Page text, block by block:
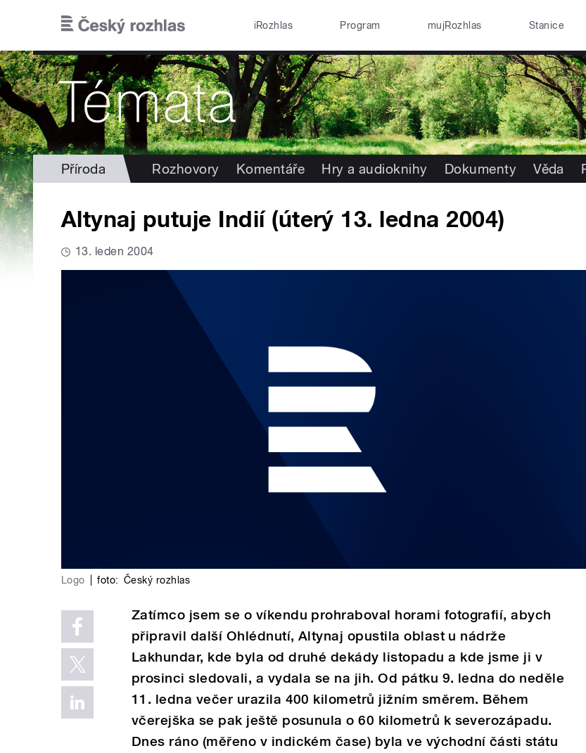
iRozhlas Program mujRozhlas Stanice
Příroda Rozhovory Komentáře Hry a audioknihy Dokumenty Věda
Altynaj putuje Indií (úterý 13. ledna 2004)
13. leden 2004
Logo foto: Český rozhlas
Zatímco jsem se o víkendu prohraboval horami fotografií, abych
připravil další Ohlédnutí, Altynaj opustila oblast u nádrže
Lakhundar, kde byla od druhé dekády listopadu a kde jsme ji v
prosinci sledovali, a vydala se na jih. Od pátku 9. ledna do neděle
11. ledna večer urazila 400 kilometrů jižním směrem. Během
včerejška se pak ještě posunula o 60 kilometrů k severozápadu.
Dnes ráno (měřeno v indickém čase) byla ve východní části státu